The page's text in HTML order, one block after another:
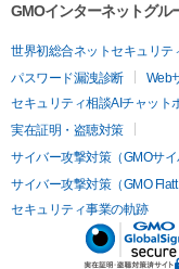
GMOインターネットグル
世界初総合ネットセキュリテ
パスワード漏洩診断
Web
セキュリティ相談AIチャット
実在証明・盗聴対策
サイバー攻撃対策（GMOサ
サイバー攻撃対策（GMO Flatt
セキュリティ事業の軌跡